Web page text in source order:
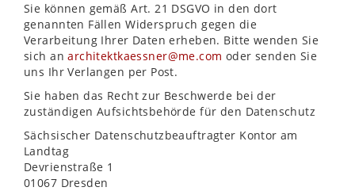
Sie können gemäß Art. 21 DSGVO in den dort
genannten Fällen Widerspruch gegen die
Verarbeitung Ihrer Daten erheben. Bitte wenden Sie
sich anarchitektkaessner@me.com oder senden Sie
uns Ihr Verlangen per Post.
Sie haben das Recht zur Beschwerde bei der
zuständigen Aufsichtsbehörde für den Datenschutz
Sächsischer Datenschutzbeauftragter Kontor am
Landtag
Devrienstraße 1
01067 Dresden